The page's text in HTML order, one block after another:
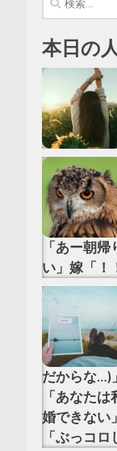
索:
本日の
「あー朝
い」嫁「！
だからな
「あなた
婚できな
「ぶっコロ